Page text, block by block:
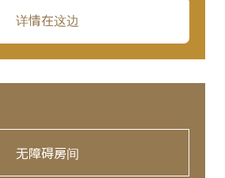
详情在这边
无障碍房间